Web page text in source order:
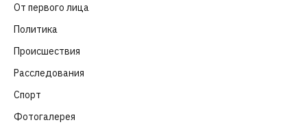
От первого лица
Политика
Происшествия
Расследования
Спорт
Фотогалерея